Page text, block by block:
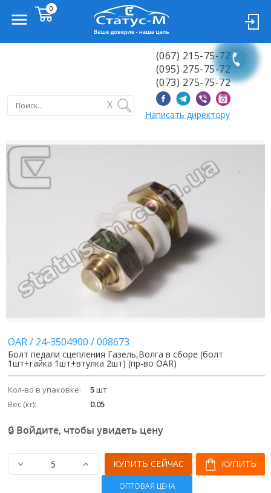
X
(067) 215-75-72
(095) 275-75-72
(073) 275-75-72
Написать директору
OAR/ 24-3504900 /008673
Болт педали сцепления Газель,Волга в сборе (болт
1шт+гайка 1шт+втулка 2шт) (пр-во OAR)
Кол-во в упаковке: 5шт
Вес (кг):
0.05
🔒 Войдите, чтобы увидеть цену
КУПИТЬ
КУПИТЬ СЕЙЧАС
ОПТОВАЯ ЦЕНА